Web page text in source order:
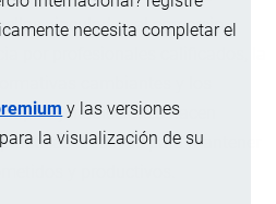
necesita completar el
y las versiones
la visualización de su
vinculadas alcomercio
por profesionales calificados, la
cambiantes y los
jurisdicciones hacen
efectivas para mantener
y productivos.